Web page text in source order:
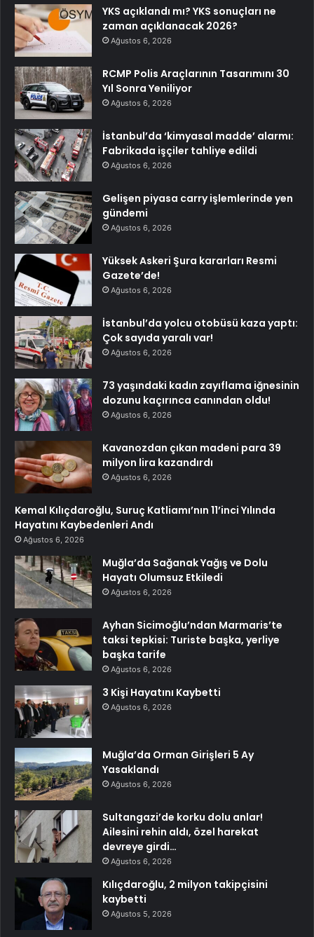
YKS açıklandı mı? YKS sonuçları ne
zaman açıklanacak 2026?
Ağustos 6, 2026
RCMP Polis Araçlarının Tasarımını 30
Yıl Sonra Yeniliyor
Ağustos 6, 2026
İstanbul’da ‘kimyasal madde’ alarmı:
Fabrikada işçiler tahliye edildi
Ağustos 6, 2026
Gelişen piyasa carry işlemlerinde yen
gündemi
Ağustos 6, 2026
Yüksek Askeri Şura kararları Resmi
Gazete’de!
Ağustos 6, 2026
İstanbul’da yolcu otobüsü kaza yaptı:
Çok sayıda yaralı var!
Ağustos 6, 2026
73 yaşındaki kadın zayıflama iğnesinin
dozunu kaçırınca canından oldu!
Ağustos 6, 2026
Kavanozdan çıkan madeni para 39
milyon lira kazandırdı
Ağustos 6, 2026
Kemal Kılıçdaroğlu, Suruç Katliamı’nın 11’inci Yılında
Hayatını Kaybedenleri Andı
Ağustos 6, 2026
Muğla’da Sağanak Yağış ve Dolu
Hayatı Olumsuz Etkiledi
Ağustos 6, 2026
Ayhan Sicimoğlu’ndan Marmaris’te
taksi tepkisi: Turiste başka, yerliye
başka tarife
Ağustos 6, 2026
3 Kişi Hayatını Kaybetti
Ağustos 6, 2026
Muğla’da Orman Girişleri 5 Ay
Yasaklandı
Ağustos 6, 2026
Sultangazi’de korku dolu anlar!
Ailesini rehin aldı, özel harekat
devreye girdi…
Ağustos 6, 2026
Kılıçdaroğlu, 2 milyon takipçisini
kaybetti
Ağustos 5, 2026